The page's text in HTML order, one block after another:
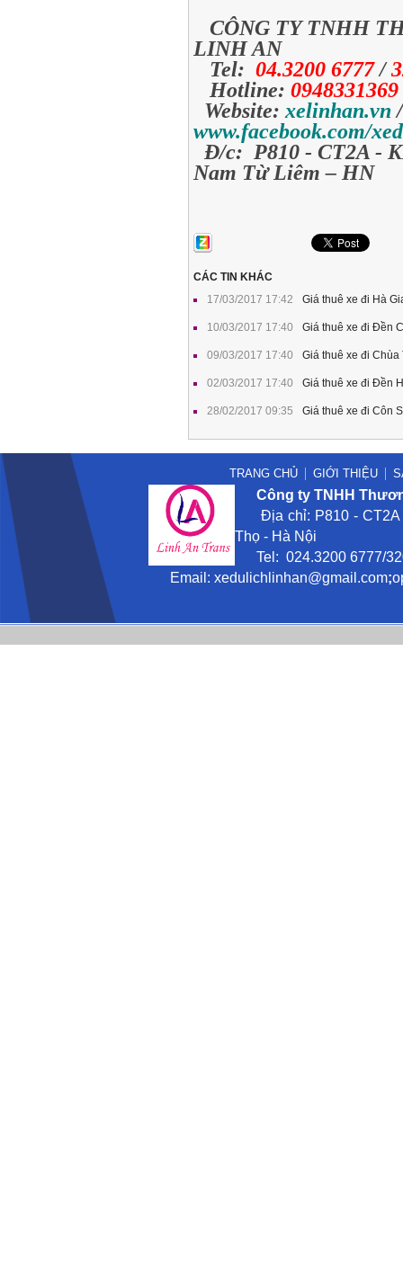
CÔNG TY TNHH
LINH AN
Tel: 04.3200 6777/
Hotline: 0948331369
Website: xelinhan.vn
www.facebook.com/
Đ/c: P810 - CT2A -
Nam Từ Liêm – HN
CÁC TIN KHÁC
17/03/2017 17:42
Giá thuê xe đi Hà
10/03/2017 17:40 Giá thuê xe đi Đền
09/03/2017 17:40 Giá thuê xe đi Chùa
02/03/2017 17:40 Giá thuê xe đi Đền
28/02/2017 09:35 Giá thuê xe đi Côn
TRANG CHỦ GIỚI THIỆU
Công ty TNHH
Địa chỉ: P810 - CT2A
Thọ - Hà Nội
Tel: 024.3200 6777/
Email: xedulichlinhan@gmail .com;